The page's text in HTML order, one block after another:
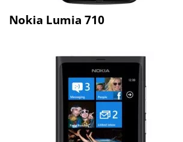
Nokia Lumia 710